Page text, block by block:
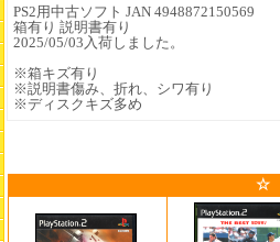
PS2用中古ソフト JAN 4948872150569
箱有り 説明書有り
2025/05/03入荷しました。
※箱キズ有り
※説明書傷み、折れ、シワ有り
※ディスクキズ多め
☆